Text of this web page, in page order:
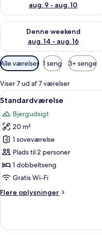
aug. 9 - aug. 10
Denne weekend
aug. 14 - aug. 16
Tjek tilgængelighed for
Tilgængelige
filtre
for
værelser
Alle værelser 1 seng 3+ senge
Viser 7 ud af 7 værelser
Indlæs
alle
billeder
af
Standardværelse
9
Standardværelse
Bjergudsigt
20 m²
1 soveværelse
Plads til 2 personer
1 dobbeltseng
Gratis Wi-Fi
Flere oplysninger
Flere